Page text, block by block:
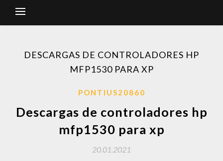
DESCARGAS DE CONTROLADORES HP
MFP1530 PARA XP
PONTIUS20860
Descargas de controladores hp
mfp1530 para xp
20.01.2021